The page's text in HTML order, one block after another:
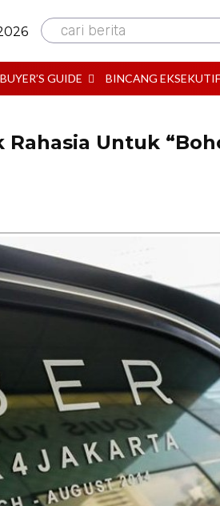
cari berita
BUYER’S GUIDE BINCANG EKSEKUTIF
Untuk